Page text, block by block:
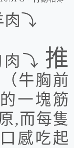
肉⤵
肉⤵ 推
牛胸前
一塊筋
,而每隻
感吃起